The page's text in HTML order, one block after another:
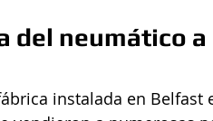
del neumático
instalada en